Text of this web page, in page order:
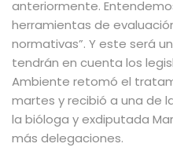
anteriormente.
herramientas de
normativas”. Y este será
tendrán en cuenta los
Ambiente retomó el
martes y recibió a una de
la bióloga y exdiputada
más delegaciones.